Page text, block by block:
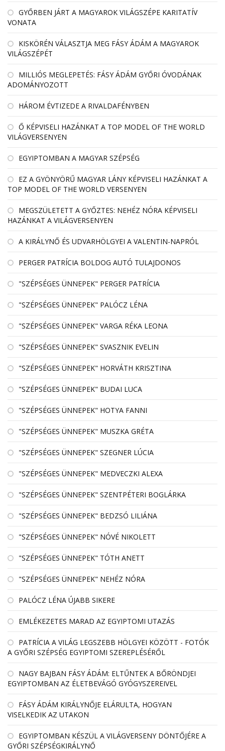
GYŐRBEN JÁRT A MAGYAROK VILÁGSZÉPE KARITATÍV
VONATA
KISKÖRÉN VÁLASZTJA MEG FÁSY ÁDÁM A MAGYAROK
VILÁGSZÉPÉT
MILLIÓS MEGLEPETÉS: FÁSY ÁDÁM GYŐRI ÓVODÁNAK
ADOMÁNYOZOTT
HÁROM ÉVTIZEDE A RIVALDAFÉNYBEN
Ő KÉPVISELI HAZÁNKAT A TOP MODEL OF THE WORLD
VILÁGVERSENYEN
EGYIPTOMBAN A MAGYAR SZÉPSÉG
EZ A GYÖNYÖRŰ MAGYAR LÁNY KÉPVISELI HAZÁNKAT A
TOP MODEL OF THE WORLD VERSENYEN
MEGSZÜLETETT A GYŐZTES: NEHÉZ NÓRA KÉPVISELI
HAZÁNKAT A VILÁGVERSENYEN
A KIRÁLYNŐ ÉS UDVARHÖLGYEI A VALENTIN-NAPRÓL
PERGER PATRÍCIA BOLDOG AUTÓ TULAJDONOS
"SZÉPSÉGES ÜNNEPEK" PERGER PATRÍCIA
"SZÉPSÉGES ÜNNEPEK" PALÓCZ LÉNA
"SZÉPSÉGES ÜNNEPEK" VARGA RÉKA LEONA
"SZÉPSÉGES ÜNNEPEK" SVASZNIK EVELIN
"SZÉPSÉGES ÜNNEPEK" HORVÁTH KRISZTINA
"SZÉPSÉGES ÜNNEPEK" BUDAI LUCA
"SZÉPSÉGES ÜNNEPEK" HOTYA FANNI
"SZÉPSÉGES ÜNNEPEK" MUSZKA GRÉTA
"SZÉPSÉGES ÜNNEPEK" SZEGNER LÚCIA
"SZÉPSÉGES ÜNNEPEK" MEDVECZKI ALEXA
"SZÉPSÉGES ÜNNEPEK" SZENTPÉTERI BOGLÁRKA
"SZÉPSÉGES ÜNNEPEK" BEDZSÓ LILIÁNA
"SZÉPSÉGES ÜNNEPEK" NÓVÉ NIKOLETT
"SZÉPSÉGES ÜNNEPEK" TÓTH ANETT
"SZÉPSÉGES ÜNNEPEK" NEHÉZ NÓRA
PALÓCZ LÉNA ÚJABB SIKERE
EMLÉKEZETES MARAD AZ EGYIPTOMI UTAZÁS
PATRÍCIA A VILÁG LEGSZEBB HÖLGYEI KÖZÖTT - FOTÓK
A GYŐRI SZÉPSÉG EGYIPTOMI SZEREPLÉSÉRŐL
NAGY BAJBAN FÁSY ÁDÁM: ELTŰNTEK A BŐRÖNDJEI
EGYIPTOMBAN AZ ÉLETBEVÁGÓ GYÓGYSZEREIVEL
FÁSY ÁDÁM KIRÁLYNŐJE ELÁRULTA, HOGYAN
VISELKEDIK AZ UTAKON
EGYIPTOMBAN KÉSZÜL A VILÁGVERSENY DÖNTŐJÉRE A
GYŐRI SZÉPSÉGKIRÁLYNŐ